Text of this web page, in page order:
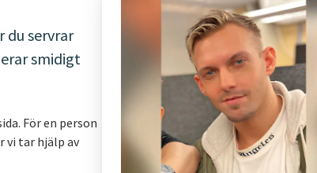
du servrar
smidigt
För en person
vi tar hjälp av